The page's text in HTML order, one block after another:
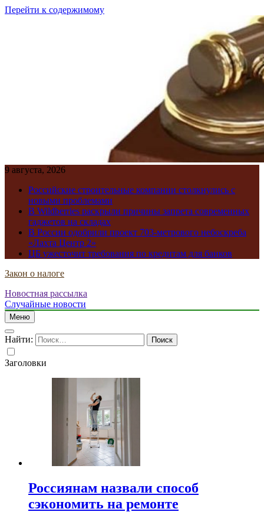
Перейти к содержимому
9 августа, 2026
Российские строительные компании столкнулись с
новыми проблемами
В Wildberries раскрыли причины запрета современных
гаджетов на складах
В России одобрили проект 703-метрового небоскреба
«Лахта Центр 2»
ЦБ ужесточит требования по кредитам для банков
Закон о налоге
Новостная рассылка
Случайные новости
Меню
Найти:
Заголовки
Россиянам назвали способ
сэкономить на ремонте